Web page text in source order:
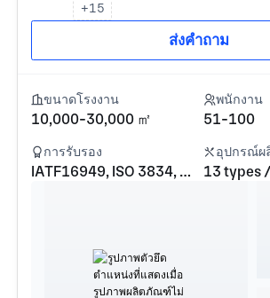
+15
ส่งคำถาม
ขนาดโรงงาน
10,000-30,000 ㎡
พนักงาน
51-100
การรับรอง
IATF16949, ISO 3834, GJB9001c-2017
อุปกรณ์
13 types